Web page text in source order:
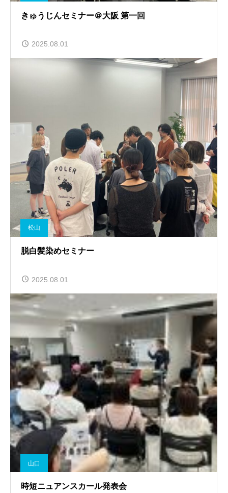
きゅうじんセミナー＠大阪 第一回
2025.08.01
松山
脱白髪染めセミナー
2025.08.01
山口
時短ニュアンスカール発表会